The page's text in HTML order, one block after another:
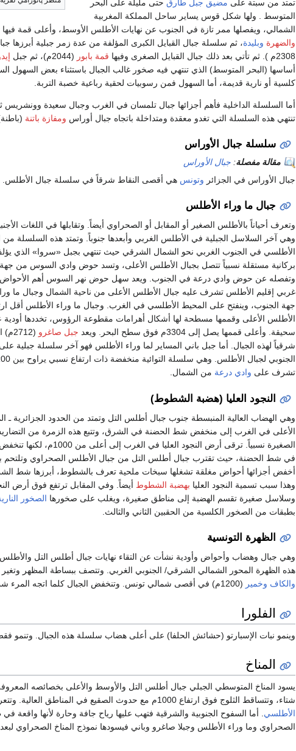
تمتد من سبتة على مضيق جبل طارق حتى مليلة على البحر
المتوسط . ولها شكل قوس يساير ساحل المملكة المغربية
الشمالي، ويفصلها ممر تازة في الجنوب عن نهايات الأطلس الأوسط، وأعلى قمة فيها تسمو
والضهرة وبليدة، ثم سلسلة جبال القبايل الكبرى المؤلفة من عدة زمر جبلية
2308م ). ثم تأتي بعد ذلك جبال القبايل الصغرى وفيها
قمة بابور (2044م)، ثم جبل
أساسها (البحر المتوسط) الذي تنتهي فيه صخور غالب الجبال باستثناء بعض السهول
كلسية أو نارية قديمة، أما السهول فمن رسوبيات لحقية رباعية خصبة التربة.
أما السلسلة الداخلية فأهم أجزائها جبال تلمسان في الغرب وجبال سعيدة
تنتهي هذه السلسلة التي تغدو معقدة ومتداخلة باتجاه جبال أوراس ومفازة باتنة
سلسلة جبال الأوراس
مقالة مفصلة: جبال الأوراس
جبال الأوراس في الجزائر وتونس هي أقصى النقاط شرقاً في سلسلة جبال الأطلس.
جبال ما وراء الأطلس
وهي آخر السلاسل الجبلية في الأطلس الغربي وأبعدها جنوباً. وتمتد هذه السلسلة من
الأطلسي في الجنوب الغربي نحو الشمال الشرقي حيث تنتهي بجبل «سروا» الذي
بركانية مستقلة نسبياً تتصل بجبال الأطلس الأعلى، وتسد حوض وادي السوس من
وتفصله عن حوض وادي درعة في الجنوب. ويعد سهل حوض نهر السوس أهم الأحواض
غربي إقليم الأطلس تشرف عليه جبال الأطلس الأعلى من ناحية الشمال وجبال ما
جهة الجنوب، وينفتح على المحيط الأطلسي في الغرب. وجبال ما وراء الأطلس أقل
الأطلس الأعلى وقممها مسطحة لها أشكال أهرامات مقطوعة الرؤوس، تخددها أودية
سحيقة. وأعلى قممها يصل إلى 3304م فوق سطح البحر. ويعد
جبل صاغرو
شرقياً لهذه الجبال. أما جبل باني المساير لما وراء الأطلس فهو آخر سلسلة جبلية
تشرف على وادي درعة من الشمال.
النجود العليا (هضبة الشطوط)
وهي الهضاب العالية المنبسطة جنوب جبال أطلس التل وتمتد من الحدود الجزائرية ـ
الأعلى في الغرب إلى منخفض شط الحضنة في الشرق، وتتبع هذه الزمرة من
في شط الحضنة، حيث تقترب جبال أطلس التل من جبال الأطلس الصحراوي وتلتحم
أخفض أجزائها أحواض مغلقة تشغلها سبخات ملحية تعرف بالشطوط، أبرزها شط
وهذا سبب تسمية النجود العليا بهضبة الشطوط أيضاً. وفي المقابل ترتفع فوق أرض
وسلاسل صغيرة تقسم الهضبة إلى مناطق صغيرة، ويغلب على صخورها الصخور
بطبقات من الصخور الكلسية من الحقبين الثاني والثالث.
الظهرة التونسية
وهي جبال وهضاب وأحواض وأودية نشأت عن التقاء نهايات جبال أطلس التل
هذه الظهرة المحور الشمالي الشرقي/ الجنوبي الغربي. وتتصف ببساطة المظهر
والكاف وخمير (1200م) في أقصى شمالي تونس. وتنخفض الجبال كلما اتجه المرء شرقاً، وتتداخل مع السهول الساحلية.
الفلورا
وينمو نبات الإسبارتو (حشائش الحلفا) على أعلى هضاب سلسلة هذه الجبال. وتنمو
المناخ
يسود المناخ المتوسطي الجبلي جبال أطلس التل والأوسط والأعلى بخصائصه
شتاء، وتتساقط الثلوج فوق ارتفاع 1000م مع حدوث الصقيع في المناطق العالية. وتتعرض السفوح الشمالية والغربية للرياح الرطبة من
الأطلسي . أما السفوح الجنوبية والشرقية فتهب عليها رياح جافة وحارة لأنها
الصحراوي وما وراء الأطلس وجبلا صاغرو وباني فيسودها نموذج المناخ الصحراوي